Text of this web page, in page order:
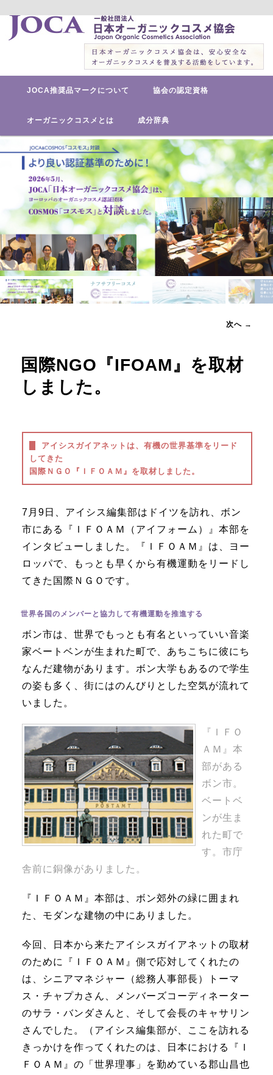
日本オーガニックコスメ協会
安心安全なオーガニックコスメを普及する活動をしています。
ニ
メ
イ
コ
ン
テ
ン
ツ
へ
JOCA推奨品マークについて 協会の認定資格
オーガニックコスメとは 成分辞典
投
ビ
ゲ
次へ →
国際NGO『IFOAM』を取材
しました。
アイシスガイアネットは、有機の世界基準をリード
してきた
国際ＮＧＯ『ＩＦＯＡＭ』を取材しました。
7月9日、アイシス編集部はドイツを訪れ、ボン
市にある『ＩＦＯＡＭ（アイフォーム）』本部を
インタビューしました。『ＩＦＯＡＭ』は、ヨー
ロッパで、もっとも早くから有機運動をリードし
てきた国際ＮＧＯです。
世界各国のメンバーと協力して有機運動を推進する
ボン市は、世界でもっとも有名といっていい音楽
家ベートベンが生まれた町で、あちこちに彼にち
なんだ建物があります。ボン大学もあるので学生
の姿も多く、街にはのんびりとした空気が流れて
いました。
『ＩＦＯ
ＡＭ』本
部がある
ボン市。
ベートベ
ンが生ま
れた町で
す。市庁
舎前に銅像がありました。
『ＩＦＯＡＭ』本部は、ボン郊外の緑に囲まれ
た、モダンな建物の中にありました。
今回、日本から来たアイシスガイアネットの取材
のために『ＩＦＯＡＭ』側で応対してくれたの
は、シニアマネジャー（総務人事部長）トーマ
ス・チャプカさん、メンバーズコーディネーター
のサラ・バンダさんと、そして会長のキャサリン
さんでした。（アイシス編集部が、ここを訪れる
きっかけを作ってくれたのは、日本における『Ｉ
ＦＯＡＭ』の「世界理事」を勤めている郡山昌也